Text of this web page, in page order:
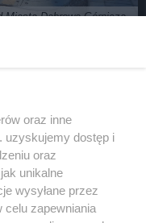
Miasta Dąbrowa Górnicza
progów
parkowania
oraz inne
uzyskujemy dostęp i
oraz
unikalne
wysyłane przez
celu zapewniania